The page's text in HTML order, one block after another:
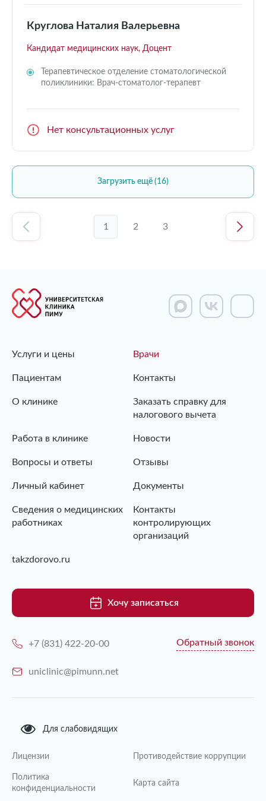
Круглова Наталия Валерьевна
Кандидат медицинских наук, Доцент
Терапевтическое отделение стоматологической
поликлиники: Врач-стоматолог-терапевт
Нет консультационных услуг
Загрузить ещё (16)
1 2 3
Услуги и цены Врачи
Пациентам Контакты
О клинике
Заказать справку для
налогового вычета
Работа в клинике Новости
Вопросы и ответы Отзывы
Личный кабинет Документы
Сведения о медицинских
работниках
Контакты
контролирующих
организаций
takzdorovo.ru
Хочу записаться
+7 (831) 422-20-00 Обратный звонок
uniclinic@pimunn.net
Для слабовидящих
Лицензии Противодействие коррупции
Политика
конфиденциальности
Карта сайта